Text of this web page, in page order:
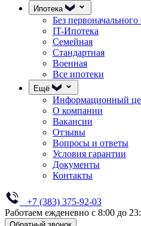
Ипотека
Без первоначального
IT-Ипотека
Семейная
Стандартная
Военная
Все ипотеки
Ещё
Информационный
О компании
Вакансии
Отзывы
Вопросы и ответы
Условия гарантии
Документы
Контакты
+7 (383) 375-92-03
Работаем ежденевно с 8:00 до